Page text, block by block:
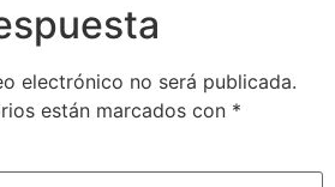
electrónico no será publicada.
están marcados con *